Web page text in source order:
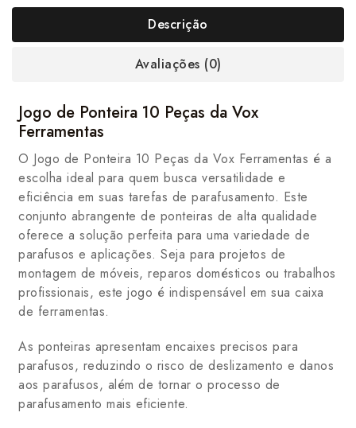
Descrição
Avaliações (0)
Jogo de Ponteira 10 Peças da Vox
Ferramentas
O Jogo de Ponteira 10 Peças da Vox Ferramentas é a
escolha ideal para quem busca versatilidade e
eficiência em suas tarefas de parafusamento. Este
conjunto abrangente de ponteiras de alta qualidade
oferece a solução perfeita para uma variedade de
parafusos e aplicações. Seja para projetos de
montagem de móveis, reparos domésticos ou trabalhos
profissionais, este jogo é indispensável em sua caixa
de ferramentas.
As ponteiras apresentam encaixes precisos para
parafusos, reduzindo o risco de deslizamento e danos
aos parafusos, além de tornar o processo de
parafusamento mais eficiente.